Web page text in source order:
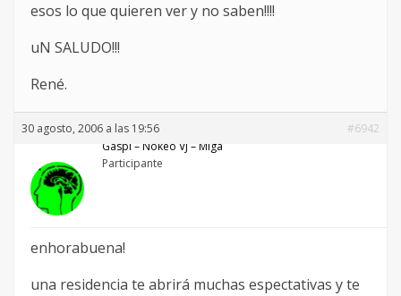
esos lo que quieren ver y no saben!!!!
uN SALUDO!!!
René.
30 agosto, 2006 a las 19:56
#6942
Gaspi – Nökeö VJ – Miga
Participante
enhorabuena!
una residencia te abrirá muchas espectativas y te